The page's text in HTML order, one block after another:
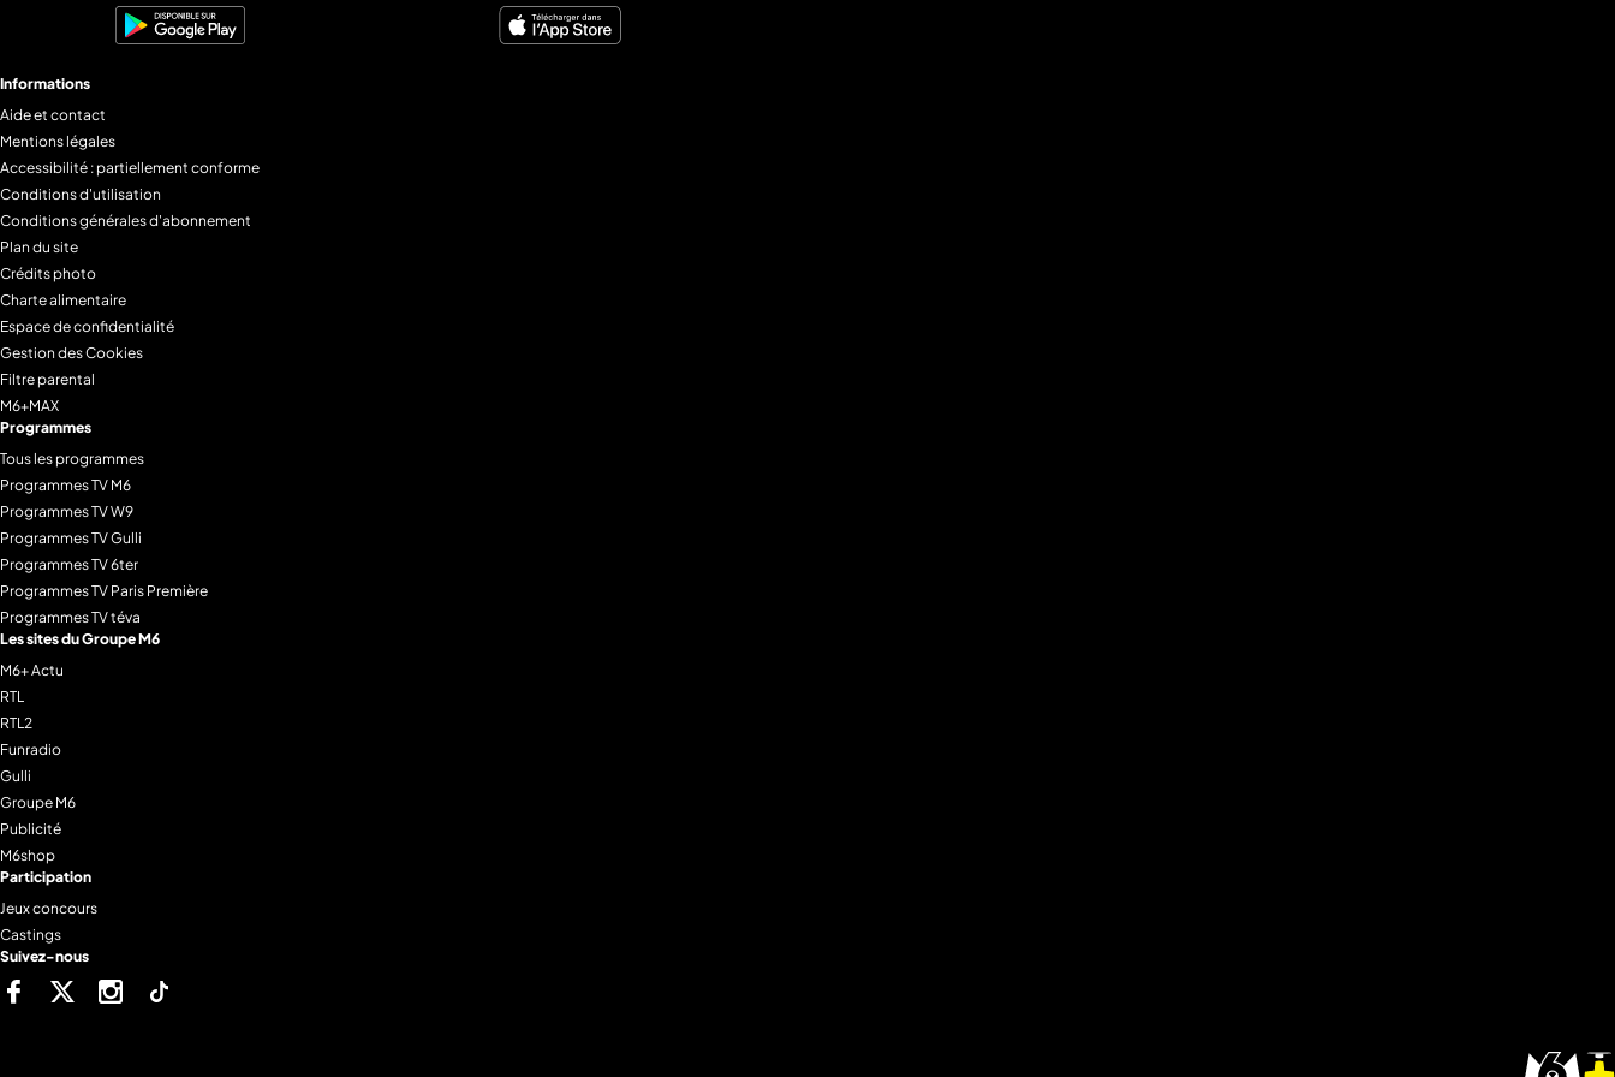
Informations
Aide et contact
Mentions légales
Accessibilité : partiellement conforme
Conditions d'utilisation
Conditions générales d'abonnement
Plan du site
Crédits photo
Charte alimentaire
Espace de confidentialité
Gestion des Cookies
Filtre parental
M6+MAX
Programmes
Tous les programmes
Programmes TV M6
Programmes TV W9
Programmes TV Gulli
Programmes TV 6ter
Programmes TV Paris Première
Programmes TV téva
Les sites du Groupe M6
M6+ Actu
RTL
RTL2
Funradio
Gulli
Groupe M6
Publicité
M6shop
Participation
Jeux concours
Castings
Suivez-nous
FacebookTwitter Instagram